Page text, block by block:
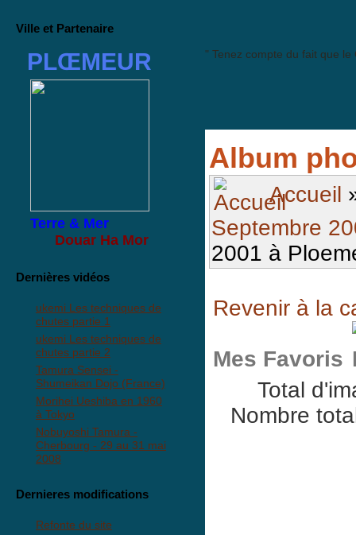
Ville et Partenaire
PLŒMEUR
Terre & Mer
Douar Ha Mor
Dernières vidéos
ukemi Les techniques de
chutes partie 1
ukemi Les techniques de
chutes partie 2
Tamura Sensei -
Shumeikan Dojo (France)
Morihei Ueshiba en 1960
à Tokyo
Nobuyoshi Tamura -
Cherbourg - 29 au 31 mai
2008
Dernieres modifications
Refonte du site
" Tenez compte du fait que
Album
Accueil
Septembre
2001 à
Revenir à la
Mes Favoris
Total
Nombre